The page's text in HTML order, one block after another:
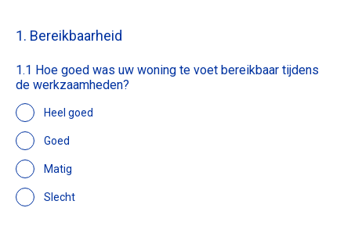
1. Bereikbaarheid
1.1 Hoe goed was uw woning te voet bereikbaar tijdens
de werkzaamheden?
Heel goed
Goed
Matig
Slecht